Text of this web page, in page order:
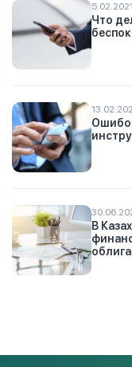
5.02.2021
Что
В